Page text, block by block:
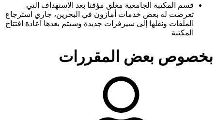
قسم المكتبة الجامعية مغلق مؤقتا بعد الاستهداف التي
تعرضت له بعض خدمات أمازون في البحرين، جاري استرجاع
الملفات ونقلها إلى سيرفرات جديدة وسيتم بعدها اعادة افتتاح
المكتبة
بخصوص بعض المقررات